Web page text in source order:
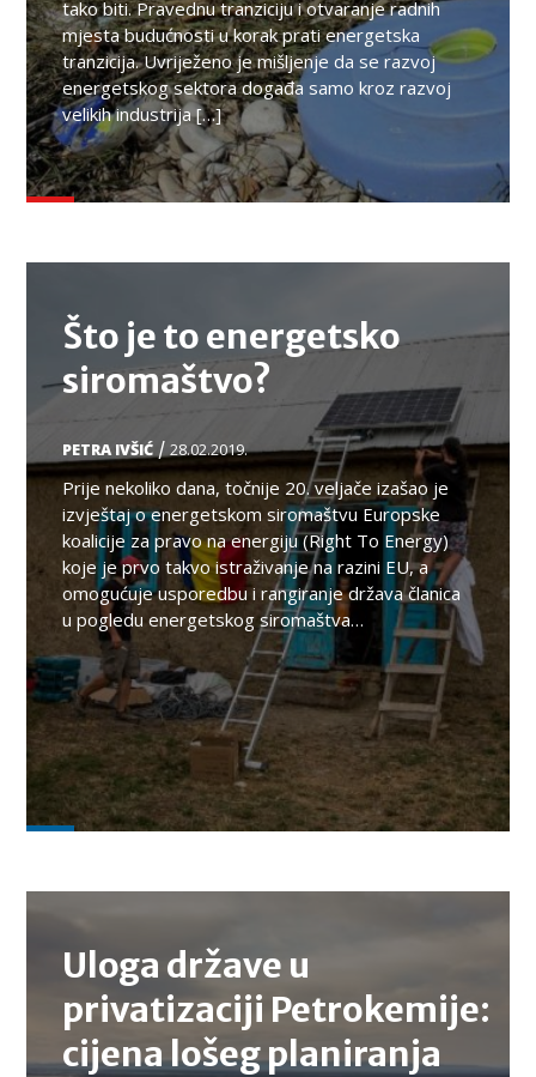
tako biti. Pravednu tranziciju i otvaranje radnih
mjesta budućnosti u korak prati energetska
tranzicija. Uvriježeno je mišljenje da se razvoj
energetskog sektora događa samo kroz razvoj
velikih industrija […]
Što je to energetsko
siromaštvo?
PETRA IVŠIĆ /28.02.2019.
Prije nekoliko dana, točnije 20. veljače izašao je
izvještaj o energetskom siromaštvu Europske
koalicije za pravo na energiju (Right To Energy)
koje je prvo takvo istraživanje na razini EU, a
omogućuje usporedbu i rangiranje država članica
u pogledu energetskog siromaštva…
Uloga države u
privatizaciji Petrokemije:
cijena lošeg planiranja